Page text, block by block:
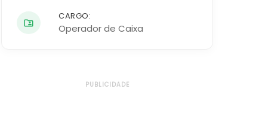
CARGO:
Operador de Caixa
PUBLICIDADE